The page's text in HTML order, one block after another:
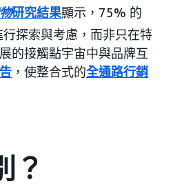
研究結果顯示，75% 的
探索與考慮，而非只在特
的接觸點宇宙中與品牌互
，使整合式的全通路行銷
？